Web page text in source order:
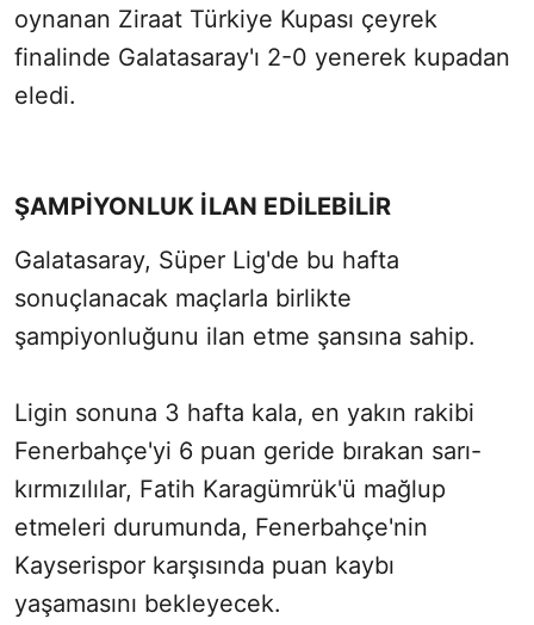
oynanan Ziraat Türkiye Kupası çeyrek
finalinde Galatasaray'ı 2-0 yenerek kupadan
eledi.
ŞAMPİYONLUK İLAN EDİLEBİLİR
Galatasaray, Süper Lig'de bu hafta
sonuçlanacak maçlarla birlikte
şampiyonluğunu ilan etme şansına sahip.
Ligin sonuna 3 hafta kala, en yakın rakibi
Fenerbahçe'yi 6 puan geride bırakan sarı-
kırmızılılar, Fatih Karagümrük'ü mağlup
etmeleri durumunda, Fenerbahçe'nin
Kayserispor karşısında puan kaybı
yaşamasını bekleyecek.